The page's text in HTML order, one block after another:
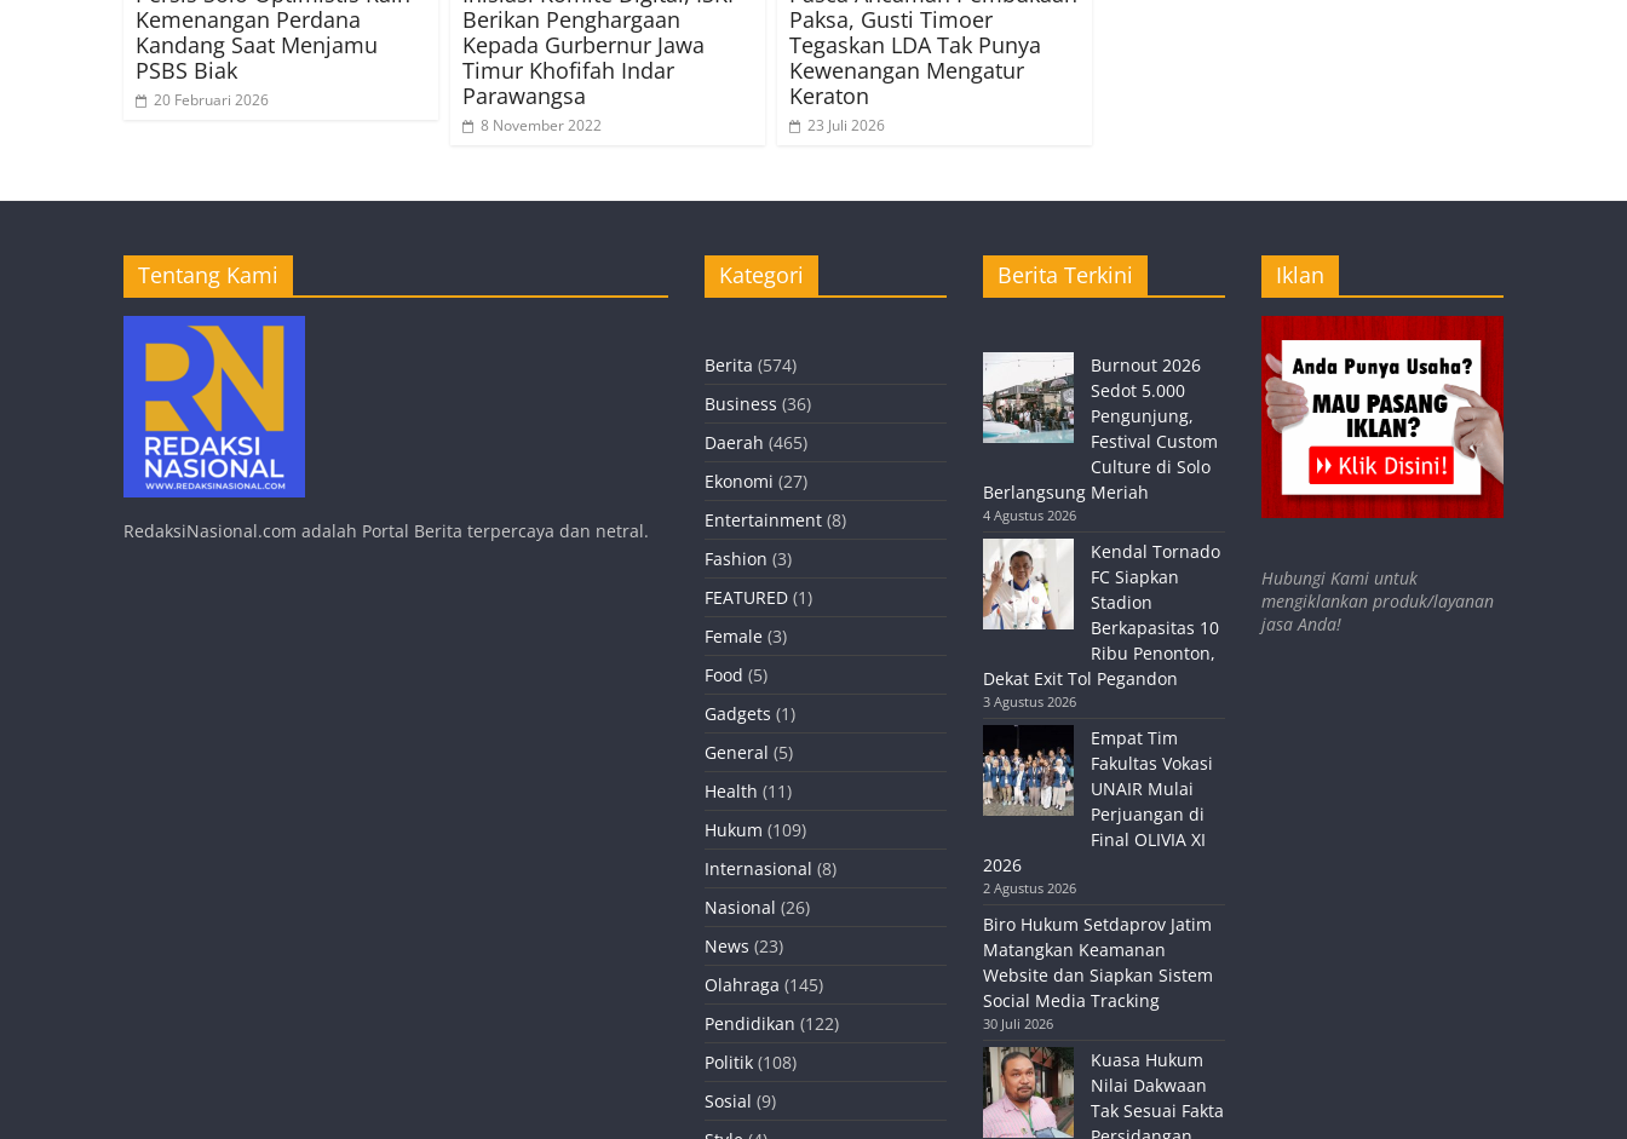
Kemenangan Perdana
Kandang Saat Menjamu
PSBS Biak
20 Februari 2026
Berikan Penghargaan
Kepada Gurbernur Jawa
Timur Khofifah Indar
Parawangsa
8 November 2022
Paksa, Gusti Timoer
Tegaskan LDA Tak Punya
Kewenangan Mengatur
Keraton
23 Juli 2026
Tentang Kami
RedaksiNasional.com adalah Portal Berita terpercaya dan netral.
Kategori
Berita (574)
Business (36)
Daerah (465)
Ekonomi (27)
Entertainment (8)
Fashion (3)
FEATURED (1)
Female (3)
Food (5)
Gadgets (1)
General (5)
Health (11)
Hukum (109)
Internasional (8)
Nasional (26)
News (23)
Olahraga (145)
Pendidikan (122)
Politik (108)
Sosial (9)
Berita Terkini
Burnout 2026
Sedot 5.000
Pengunjung,
Festival Custom
Culture di Solo
Berlangsung Meriah
4 Agustus 2026
Kendal Tornado
FC Siapkan
Stadion
Berkapasitas 10
Ribu Penonton,
Dekat Exit Tol Pegandon
3 Agustus 2026
Empat Tim
Fakultas Vokasi
UNAIR Mulai
Perjuangan di
Final OLIVIA XI
2026
2 Agustus 2026
Biro Hukum Setdaprov Jatim
Matangkan Keamanan
Website dan Siapkan Sistem
Social Media Tracking
30 Juli 2026
Kuasa Hukum
Nilai Dakwaan
Tak Sesuai Fakta
Iklan
Hubungi Kami untuk
mengiklankan produk/layanan
jasa Anda!